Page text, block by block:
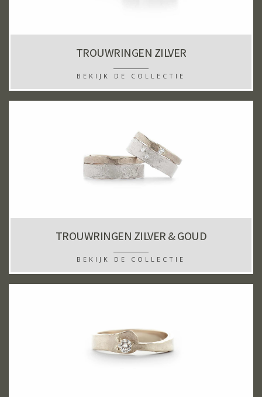
TROUWRINGEN ZILVER
BEKIJK DE COLLECTIE
TROUWRINGEN ZILVER & GOUD
BEKIJK DE COLLECTIE